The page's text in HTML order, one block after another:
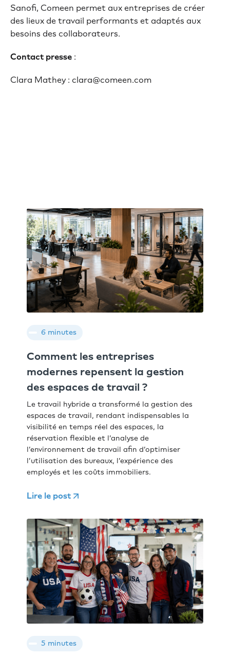
Sanofi, Comeen permet aux entreprises de créer
des lieux de travail performants et adaptés aux
besoins des collaborateurs.
Contact presse :
Clara Mathey : clara@comeen.com
6 minutes
Comment les entreprises
modernes repensent la gestion
des espaces de travail ?
Le travail hybride a transformé la gestion des
espaces de travail, rendant indispensables la
visibilité en temps réel des espaces, la
réservation flexible et l’analyse de
l’environnement de travail afin d’optimiser
l’utilisation des bureaux, l’expérience des
employés et les coûts immobiliers.
Lire le post
5 minutes